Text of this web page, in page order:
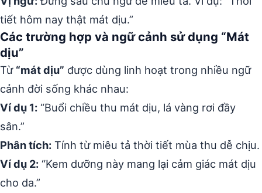
tiết hôm nay thật mát dịu.”
Các trường hợp và ngữ cảnh sử dụng “Mát
dịu”
Từ “mát dịu” được dùng linh hoạt trong nhiều ngữ
cảnh đời sống khác nhau:
Ví dụ 1: “Buổi chiều thu mát dịu, lá vàng rơi đầy
sân.”
Phân tích: Tính từ miêu tả thời tiết mùa thu dễ chịu.
Ví dụ 2: “Kem dưỡng này mang lại cảm giác mát dịu
cho da.”